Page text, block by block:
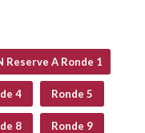
Reserve A Ronde 1
4 Ronde 5
8 Ronde 9